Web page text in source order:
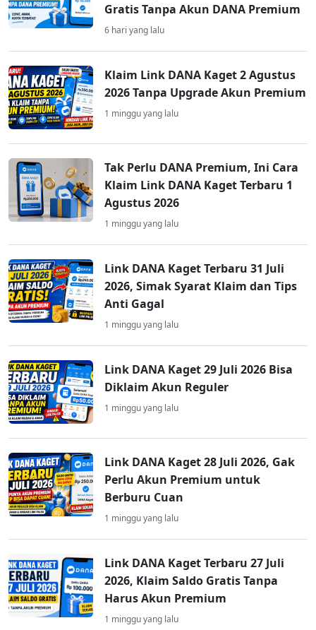
Gratis Tanpa Akun DANA Premium
6 hari yang lalu
Klaim Link DANA Kaget 2 Agustus
2026 Tanpa Upgrade Akun Premium
1 minggu yang lalu
Tak Perlu DANA Premium, Ini Cara
Klaim Link DANA Kaget Terbaru 1
Agustus 2026
1 minggu yang lalu
Link DANA Kaget Terbaru 31 Juli
2026, Simak Syarat Klaim dan Tips
Anti Gagal
1 minggu yang lalu
Link DANA Kaget 29 Juli 2026 Bisa
Diklaim Akun Reguler
1 minggu yang lalu
Link DANA Kaget 28 Juli 2026, Gak
Perlu Akun Premium untuk
Berburu Cuan
1 minggu yang lalu
Link DANA Kaget Terbaru 27 Juli
2026, Klaim Saldo Gratis Tanpa
Harus Akun Premium
1 minggu yang lalu